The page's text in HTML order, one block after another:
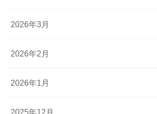
2026年3月
2026年2月
2026年1月
2025年12月